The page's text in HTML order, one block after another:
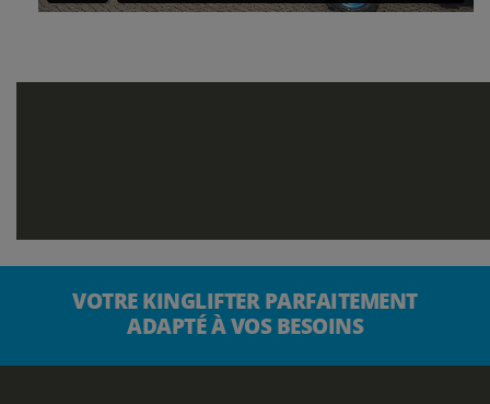
VOTRE KINGLIFTER PARFAITEMENT
ADAPTÉ À VOS BESOINS